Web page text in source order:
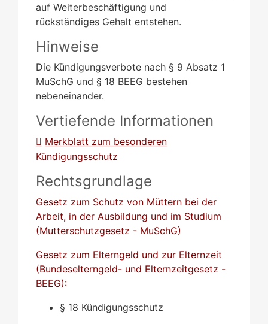
auf Weiterbeschäftigung und
rückständiges Gehalt entstehen.
Hinweise
Die Kündigungsverbote nach § 9 Absatz 1
MuSchG und § 18 BEEG bestehen
nebeneinander.
Vertiefende Informationen
Merkblatt zum besonderen
Kündigungsschutz
Rechtsgrundlage
Gesetz zum Schutz von Müttern bei der
Arbeit, in der Ausbildung und im Studium
(Mutterschutzgesetz - MuSchG)
Gesetz zum Elterngeld und zur Elternzeit
(Bundeselterngeld- und Elternzeitgesetz -
BEEG):
§ 18 Kündigungsschutz